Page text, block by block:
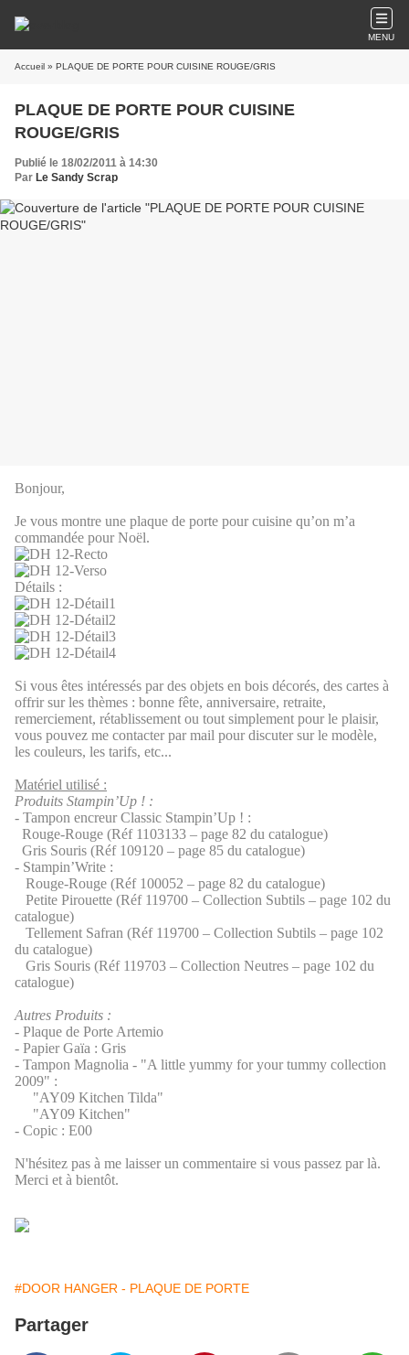
MENU
Accueil » PLAQUE DE PORTE POUR CUISINE ROUGE/GRIS
PLAQUE DE PORTE POUR CUISINE
ROUGE/GRIS
Publié le 18/02/2011 à 14:30
Par Le Sandy Scrap
Bonjour,
Je vous montre une plaque de porte pour cuisine qu’on m’a
commandée pour Noël.
Détails :
Si vous êtes intéressés par des objets en bois décorés, des cartes à
offrir sur les thèmes : bonne fête, anniversaire, retraite,
remerciement, rétablissement ou tout simplement pour le plaisir,
vous pouvez me contacter par mail pour discuter sur le modèle,
les couleurs, les tarifs, etc...
Matériel utilisé :
Produits Stampin’Up ! :
- Tampon encreur Classic Stampin’Up ! :
Rouge-Rouge (Réf 1103133 – page 82 du catalogue)
Gris Souris (Réf 109120 – page 85 du catalogue)
- Stampin’Write :
Rouge-Rouge (Réf 100052 – page 82 du catalogue)
Petite Pirouette (Réf 119700 – Collection Subtils – page 102 du
catalogue)
Tellement Safran (Réf 119700 – Collection Subtils – page 102
du catalogue)
Gris Souris (Réf 119703 – Collection Neutres – page 102 du
catalogue)
Autres Produits :
- Plaque de Porte Artemio
- Papier Gaïa : Gris
- Tampon Magnolia - "A little yummy for your tummy collection
2009" :
"AY09 Kitchen Tilda"
"AY09 Kitchen"
- Copic : E00
N'hésitez pas à me laisser un commentaire si vous passez par là.
Merci et à bientôt.
#DOOR HANGER - PLAQUE DE PORTE
Partager